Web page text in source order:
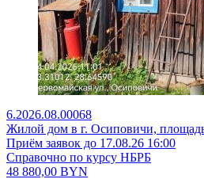
6.2026.08.00068
Жилой дом в г. Осиповичи,
Приём заявок до 17.08.26 16:00
Справочно по курсу НБРБ
48 880,00 BYN